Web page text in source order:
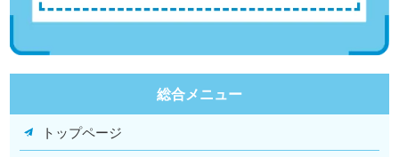
総合メニュー
トップページ